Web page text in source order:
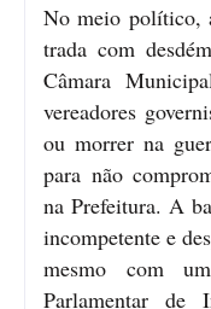
No meio político,
trada com
Câmara
vereadores
ou morrer na
para não
na Prefeitura. A
incompetente e
mesmo com
Parlamentar de